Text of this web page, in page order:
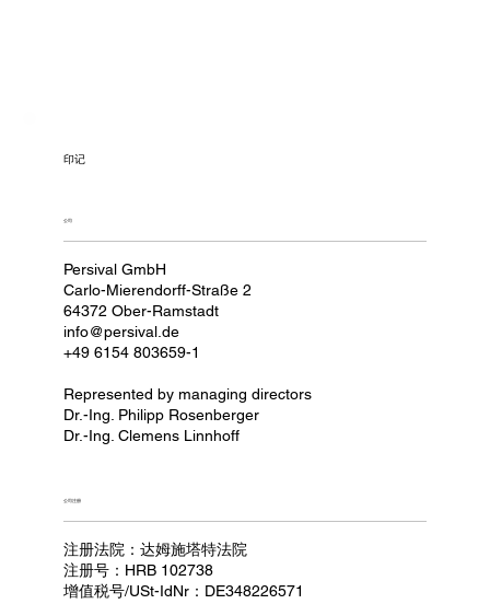
印记
公司
Persival GmbH
Carlo-Mierendorff-Straße 2
64372 Ober-Ramstadt
info@persival.de
+49 6154 803659-1
Represented by managing directors
Dr.-Ing. Philipp Rosenberger
Dr.-Ing. Clemens Linnhoff
公司注册
注册法院：达姆施塔特法院
注册号：HRB 102738
增值税号/USt-IdNr：DE348226571